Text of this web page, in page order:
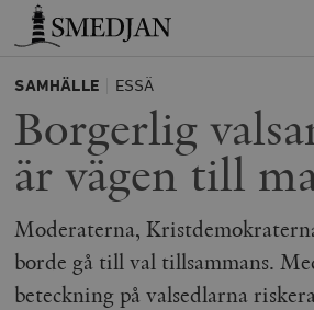
Timbro
SAMHÄLLE ESSÄ
Borgerlig
är vägen till
Moderaterna,
borde gå till val tillsammans.
beteckning på valsedlarna